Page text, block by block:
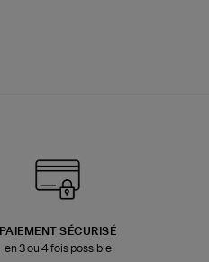
PAIEMENT SÉCURISÉ
en 3 ou 4 fois possible